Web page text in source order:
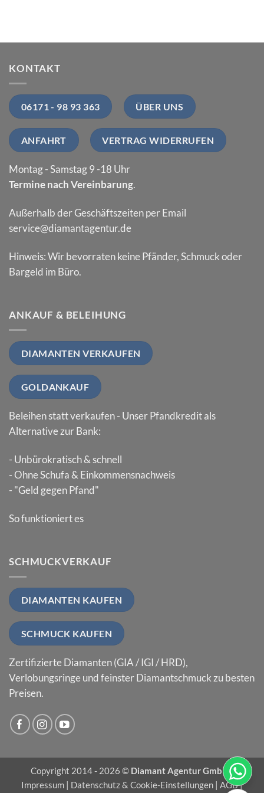
KONTAKT
06171 - 98 93 363 ÜBER UNS
ANFAHRT VERTRAG WIDERRUFEN
Montag - Samstag 9 -18 Uhr
Termine nach Vereinbarung.
Außerhalb der Geschäftszeiten per Email
service@diamantagentur.de
Hinweis: Wir bevorraten keine Pfänder, Schmuck oder
Bargeld im Büro.
ANKAUF & BELEIHUNG
DIAMANTEN VERKAUFEN
GOLDANKAUF
Beleihen statt verkaufen - Unser Pfandkredit als
Alternative zur Bank:
- Unbürokratisch & schnell
- Ohne Schufa & Einkommensnachweis
- "Geld gegen Pfand"
So funktioniert es
SCHMUCKVERKAUF
DIAMANTEN KAUFEN
SCHMUCK KAUFEN
Zertifizierte Diamanten (GIA / IGI / HRD),
Verlobungsringe und feinster Diamantschmuck zu besten
Preisen.
Copyright 2014 - 2026 © Diamant Agentur GmbH |
Impressum | Datenschutz & Cookie-Einstellungen | AGB|